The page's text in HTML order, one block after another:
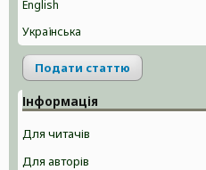
English
Українська
Подати статтю
Інформація
Для читачів
Для авторів